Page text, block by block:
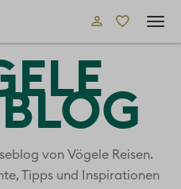
von Vögele Reisen.
Tipps und Inspirationen